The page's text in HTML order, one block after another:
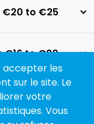
€20 to €25
€16to€20
€12to€15
accepter les
sur le site. Le
votre
Vous